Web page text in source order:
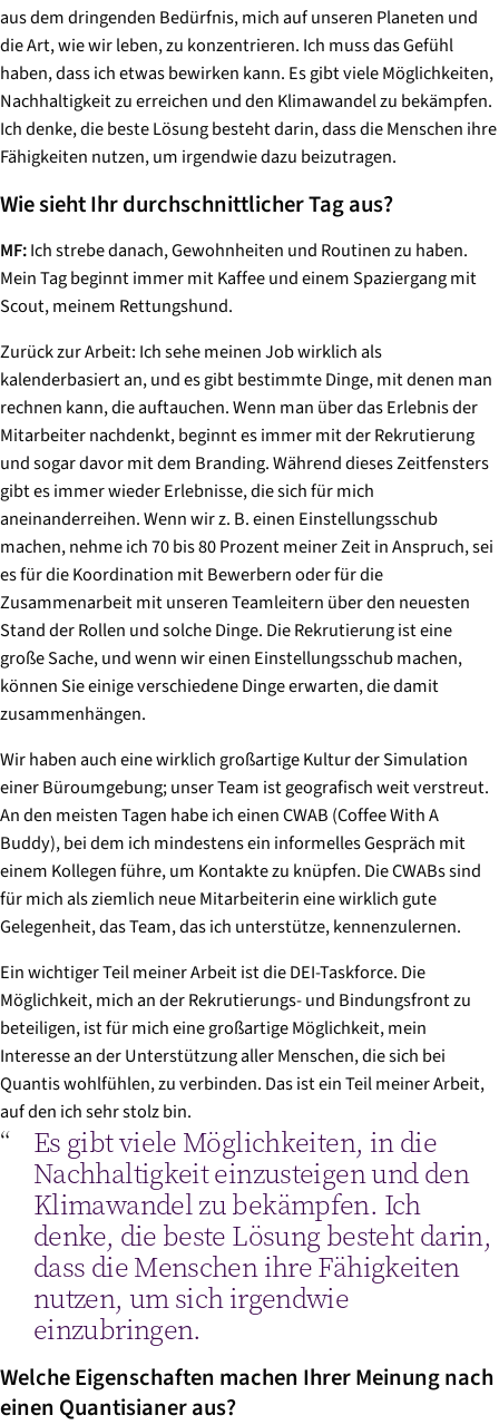
aus dem dringenden Bedürfnis, mich auf unseren Planeten und
die Art, wie wir leben, zu konzentrieren. Ich muss das Gefühl
haben, dass ich etwas bewirken kann. Es gibt viele Möglichkeiten,
Nachhaltigkeit zu erreichen und den Klimawandel zu bekämpfen.
Ich denke, die beste Lösung besteht darin, dass die Menschen ihre
Fähigkeiten nutzen, um irgendwie dazu beizutragen.
Wie sieht Ihr durchschnittlicher Tag aus?
MF:Ich strebe danach, Gewohnheiten und Routinen zu haben.
Mein Tag beginnt immer mit Kaffee und einem Spaziergang mit
Scout, meinem Rettungshund.
Zurück zur Arbeit: Ich sehe meinen Job wirklich als
kalenderbasiert an, und es gibt bestimmte Dinge, mit denen man
rechnen kann, die auftauchen. Wenn man über das Erlebnis der
Mitarbeiter nachdenkt, beginnt es immer mit der Rekrutierung
und sogar davor mit dem Branding. Während dieses Zeitfensters
gibt es immer wieder Erlebnisse, die sich für mich
aneinanderreihen. Wenn wir z. B. einen Einstellungsschub
machen, nehme ich 70 bis 80 Prozent meiner Zeit in Anspruch, sei
es für die Koordination mit Bewerbern oder für die
Zusammenarbeit mit unseren Teamleitern über den neuesten
Stand der Rollen und solche Dinge. Die Rekrutierung ist eine
große Sache, und wenn wir einen Einstellungsschub machen,
können Sie einige verschiedene Dinge erwarten, die damit
zusammenhängen.
Wir haben auch eine wirklich großartige Kultur der Simulation
einer Büroumgebung; unser Team ist geografisch weit verstreut.
An den meisten Tagen habe ich einen CWAB (Coffee With A
Buddy), bei dem ich mindestens ein informelles Gespräch mit
einem Kollegen führe, um Kontakte zu knüpfen. Die CWABs sind
für mich als ziemlich neue Mitarbeiterin eine wirklich gute
Gelegenheit, das Team, das ich unterstütze, kennenzulernen.
Ein wichtiger Teil meiner Arbeit ist die DEI-Taskforce. Die
Möglichkeit, mich an der Rekrutierungs- und Bindungsfront zu
beteiligen, ist für mich eine großartige Möglichkeit, mein
Interesse an der Unterstützung aller Menschen, die sich bei
Quantis wohlfühlen, zu verbinden. Das ist ein Teil meiner Arbeit,
auf den ich sehr stolz bin.
Es gibt viele Möglichkeiten, in die
Nachhaltigkeit einzusteigen und den
Klimawandel zu bekämpfen. Ich
denke, die beste Lösung besteht darin,
dass die Menschen ihre Fähigkeiten
nutzen, um sich irgendwie
einzubringen.
Welche Eigenschaften machen Ihrer Meinung nach
einen Quantisianer aus?